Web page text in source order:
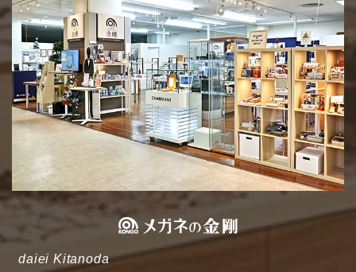
daiei Kitanoda